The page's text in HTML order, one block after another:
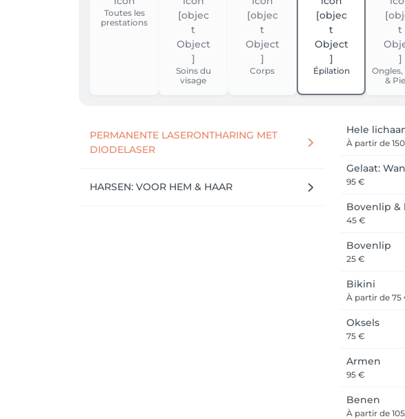
* Je kan gratis annuleren tot 24u (36u voor je afspraak krijg je
* Annulatie tussen 0u en 24u voor de afspraak: er wordt 50%
* No show: er wordt 100% van de geboekte afspraak in
* Kom je wel op tijd naar je afspraak, dan kan je gewoon je
Je kaart wordt dus gewoon enkel als garantie gehouden en
Toutes les
prestations
Soins du
visage
Corps Épilation
Ongles,
&
PERMANENTE LASERONTHARING MET
DIODELASER
HARSEN: VOOR HEM & HAAR
Hele
À partir de
Gelaat:
95 €
Bovenlip &
45 €
Bovenlip
25 €
Bikini
À partir de 75
Oksels
75 €
Armen
95 €
Benen
À partir de